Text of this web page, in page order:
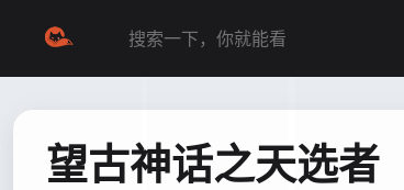
望古神话之天选者